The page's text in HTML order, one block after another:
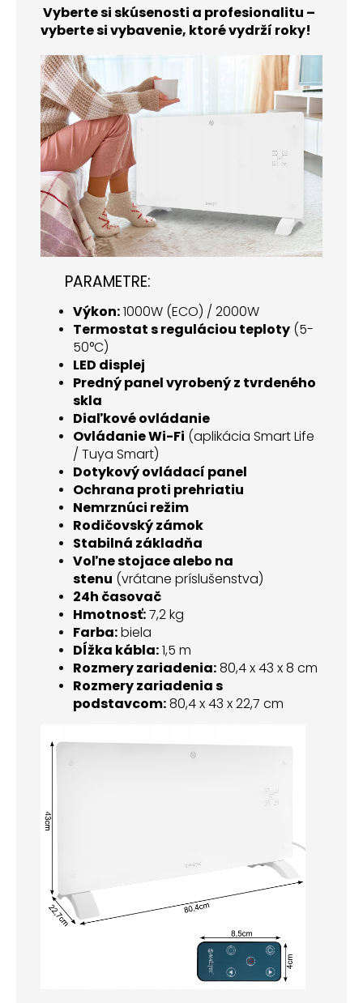
️ Vyberte si skúsenosti a profesionalitu –
vyberte si vybavenie, ktoré vydrží roky!
PARAMETRE:
Výkon:1000W (ECO) / 2000W
Termostat s reguláciou teploty (5-
50°C)
LED displej
Predný panel vyrobený z tvrdeného
skla
Diaľkové ovládanie
Ovládanie Wi-Fi (aplikácia Smart Life
/ Tuya Smart)
Dotykový ovládací panel
Ochrana proti prehriatiu
Nemrznúci režim
Rodičovský zámok
Stabilná základňa
Voľne stojace alebo na
stenu (vrátane príslušenstva)
24h časovač
Hmotnosť:7,2 kg
Farba:biela
Dĺžka kábla:1,5 m
Rozmery zariadenia:80,4 x 43 x 8 cm
Rozmery zariadenia s
podstavcom:80,4 x 43 x 22,7 cm